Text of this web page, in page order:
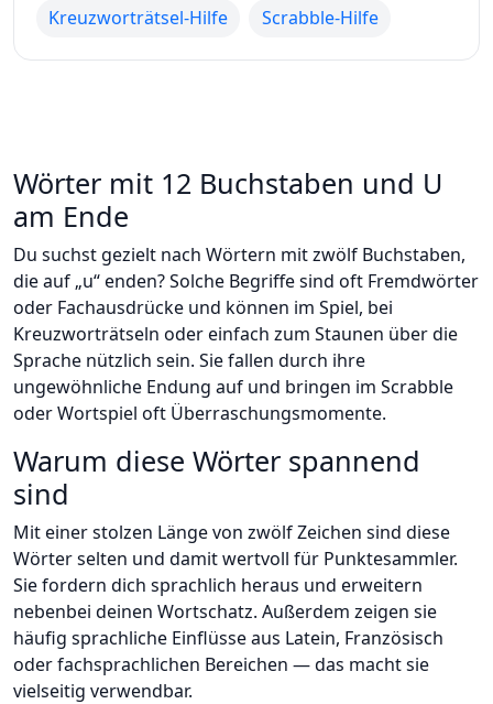
Kreuzworträtsel-Hilfe
Scrabble-Hilfe
Wörter mit 12 Buchstaben und U
am Ende
Du suchst gezielt nach Wörtern mit zwölf Buchstaben,
die auf „u“ enden? Solche Begriffe sind oft Fremdwörter
oder Fachausdrücke und können im Spiel, bei
Kreuzworträtseln oder einfach zum Staunen über die
Sprache nützlich sein. Sie fallen durch ihre
ungewöhnliche Endung auf und bringen im Scrabble
oder Wortspiel oft Überraschungsmomente.
Warum diese Wörter spannend
sind
Mit einer stolzen Länge von zwölf Zeichen sind diese
Wörter selten und damit wertvoll für Punktesammler.
Sie fordern dich sprachlich heraus und erweitern
nebenbei deinen Wortschatz. Außerdem zeigen sie
häufig sprachliche Einflüsse aus Latein, Französisch
oder fachsprachlichen Bereichen — das macht sie
vielseitig verwendbar.